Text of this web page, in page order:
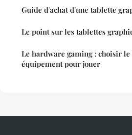
Guide d'achat d'une tablette
Le point sur les tablettes
Le hardware gaming : choisir
équipement pour jouer